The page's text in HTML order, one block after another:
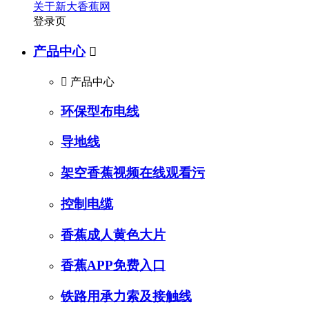
关于新大香蕉网
登录页
产品中心 
 产品中心
环保型布电线
导地线
架空香蕉视频在线观看污
控制电缆
香蕉成人黄色大片
香蕉APP免费入口
铁路用承力索及接触线